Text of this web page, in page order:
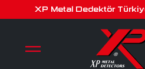
XP Metal Dedektör
xp icon